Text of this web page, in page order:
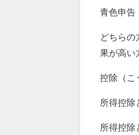
青色申告
どちら
果が高い
控除（こ
所得控除
所得控除